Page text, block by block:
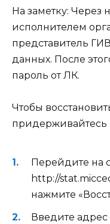
На заметку: Через
исполнителем
представитель
данных. После
пароль от ЛК.
Чтобы
придерживайтесь
Перейдите на
http://
нажмите
Введите